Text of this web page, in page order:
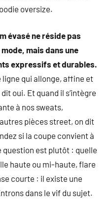
oversize.
évasé ne réside pas
mais dans une
expressifs et durables.
ligne qui allonge, affine et
oui. Et quand il s’intègre
à nos sweats,
pièces street, on dit
si la coupe convient à
question est plutôt : quelle
haute ou mi-haute, flare
courte : il existe une
dans le vif du sujet.